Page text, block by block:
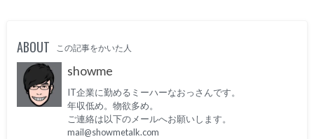
ABOUT この記事をかいた人
showme
IT企業に勤めるミーハーなおっさんです。
年収低め。物欲多め。
ご連絡は以下のメールへお願いします。
mail@showmetalk.com